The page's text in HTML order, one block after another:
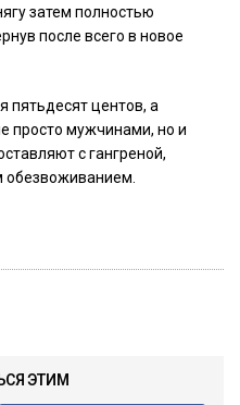
затем полностью
после всего в новое
пятьдесят центов, а
просто мужчинами, но и
с гангреной,
обезвоживанием.
ЭТИМ